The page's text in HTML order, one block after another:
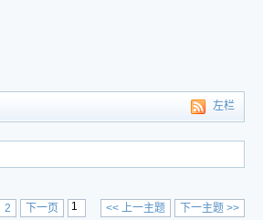
左栏
下一主题 >>
<< 上一主题
2 下一页